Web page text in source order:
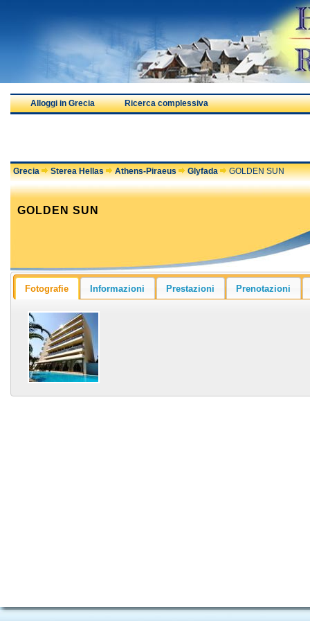
Alloggi in Grecia Ricerca complessiva
Grecia Sterea Hellas Athens-Piraeus Glyfada GOLDEN SUN
GOLDEN SUN
Fotografie Informazioni Prestazioni Prenotazioni